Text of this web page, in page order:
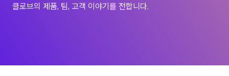
클로브의 제품, 팀, 고객 이야기를 전합니다.